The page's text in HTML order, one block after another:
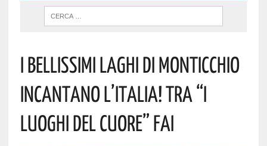
I BELLISSIMI LAGHI DI MONTICCHIO
INCANTANO L’ITALIA! TRA “I
LUOGHI DEL CUORE” FAI